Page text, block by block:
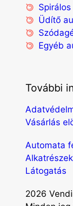
Üdítő
Egyéb
További
Vásárlás
Automata
Látogatás
2026